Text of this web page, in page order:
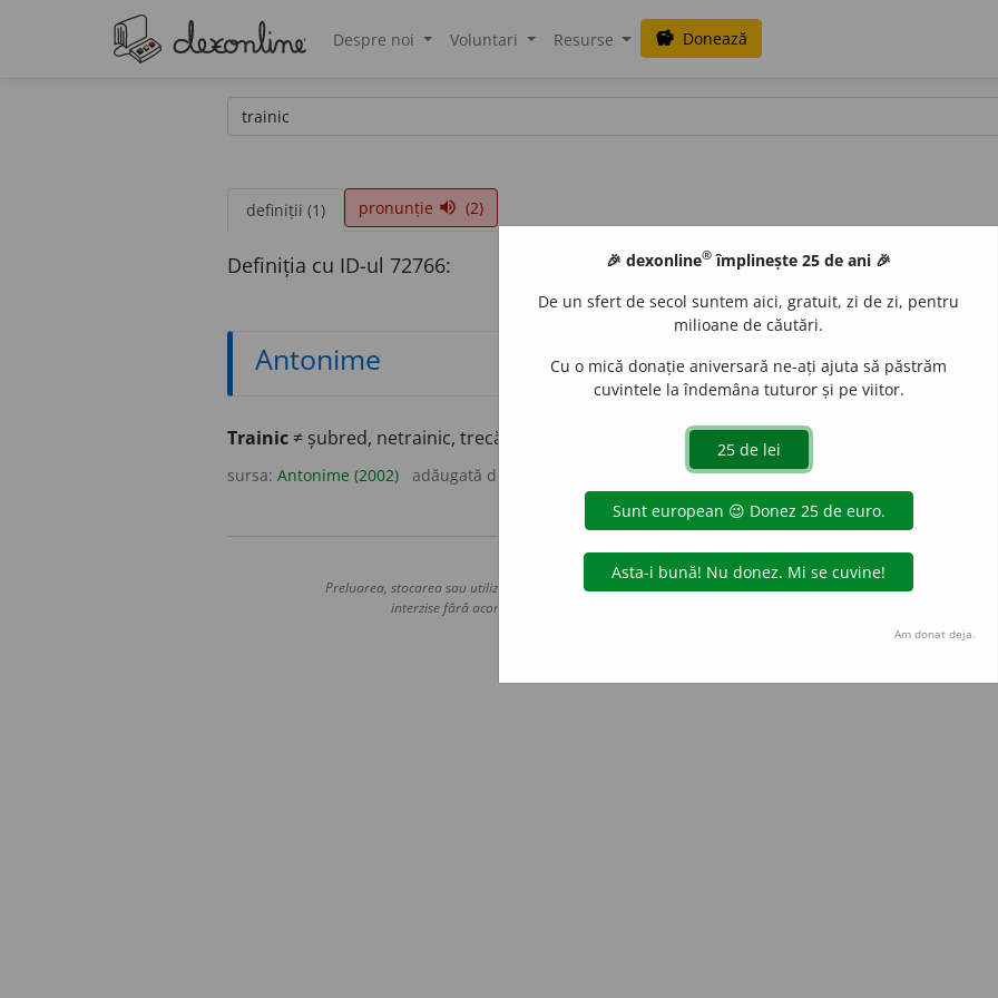
Despre noi Voluntari Resurse savings Donează
definiții (1) pronunție volume_up (2)
Definiția cu ID-ul 72766:
Antonime
Trainic≠ șubred, netrainic, trecător
sursa: Antonime (2002) adăugată de
Copyright © 2004-2026 dexonline (https://dexonline.ro)
Preluarea, stocarea sau utilizarea datelor de pe acest site, inclusiv prin orice metode de extragere automată
interzise fără acordul nostru prealabil scris, cu excepția seturilor de date oferite oficial spre utilizare
Hosterion
🎉 dexonline® împlinește 25 de ani 🎉
De un sfert de secol suntem aici, gratuit, zi de zi, pentru
milioane de căutări.
Cu o mică donație aniversară ne-ați ajuta să păstrăm
cuvintele la îndemâna tuturor și pe viitor.
Am donat deja.